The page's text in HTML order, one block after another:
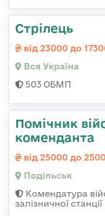
Стрілець
від 23000 до
Вся Україна
503 ОБМП
Помічник
коменданта
від 25000 до
Подільськ
Комендатура
залізничної